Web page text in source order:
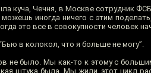
куча, Чечня, в Москве сотрудник
иногда ничего с этим
это все в совокупности человек
в колокол, что я больше не могу”.
не было. Мы как-то к этому с
штука была. Мы жили, этот цикл